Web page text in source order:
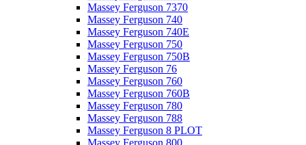
Massey Ferguson 7370
Massey Ferguson 740
Massey Ferguson 740E
Massey Ferguson 750
Massey Ferguson 750B
Massey Ferguson 76
Massey Ferguson 760
Massey Ferguson 760B
Massey Ferguson 780
Massey Ferguson 788
Massey Ferguson 8 PLOT
Massey Ferguson 800